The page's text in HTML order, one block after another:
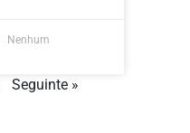
Nenhum
Seguinte »